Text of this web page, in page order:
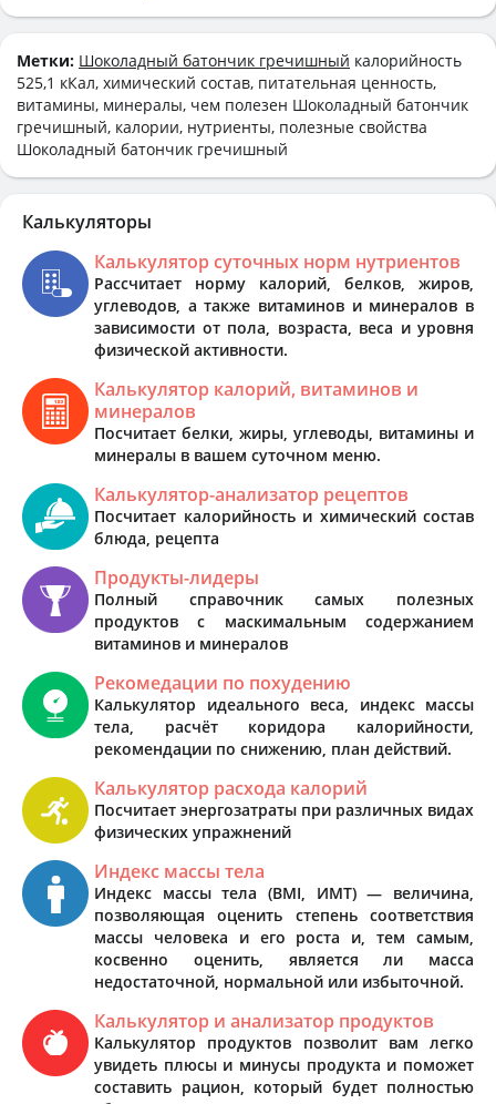
Метки: Шоколадный батончик гречишный калорийность
525,1 кКал, химический состав, питательная ценность,
витамины, минералы, чем полезен Шоколадный батончик
гречишный, калории, нутриенты, полезные свойства
Шоколадный батончик гречишный
Калькуляторы
Калькулятор суточных норм нутриентов
Рассчитает норму калорий, белков, жиров,
углеводов, а также витаминов и минералов в
зависимости от пола, возраста, веса и уровня
физической активности.
Калькулятор калорий, витаминов и
минералов
Посчитает белки, жиры, углеводы, витамины и
минералы в вашем суточном меню.
Калькулятор-анализатор рецептов
Посчитает калорийность и химический состав
блюда, рецепта
Продукты-лидеры
Полный справочник самых полезных
продуктов с маскимальным содержанием
витаминов и минералов
Рекомедации по похудению
Калькулятор идеального веса, индекс массы
тела, расчёт коридора калорийности,
рекомендации по снижению, план действий.
Калькулятор расхода калорий
Посчитает энергозатраты при различных видах
физических упражнений
Индекс массы тела
Индекс массы тела (BMI, ИМТ) — величина,
позволяющая оценить степень соответствия
массы человека и его роста и, тем самым,
косвенно оценить, является ли масса
недостаточной, нормальной или избыточной.
Калькулятор и анализатор продуктов
Калькулятор продуктов позволит вам легко
увидеть плюсы и минусы продукта и поможет
составить рацион, который будет полностью